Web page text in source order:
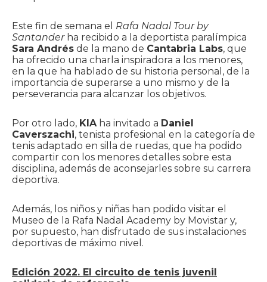
Este fin de semana el Rafa Nadal Tour by
Santanderha recibido a la deportista paralímpica
Sara Andrés de la mano de Cantabria Labs, que
ha ofrecido una charla inspiradora a los menores,
en la que ha hablado de su historia personal, de la
importancia de superarse a uno mismo y de la
perseverancia para alcanzar los objetivos.
Por otro lado, KIAha invitado a Daniel
Caverszachi, tenista profesional en la categoría de
tenis adaptado en silla de ruedas, que ha podido
compartir con los menores detalles sobre esta
disciplina, además de aconsejarles sobre su carrera
deportiva.
Además, los niños y niñas han podido visitar el
Museo de la Rafa Nadal Academy by Movistar y,
por supuesto, han disfrutado de sus instalaciones
deportivas de máximo nivel.
Edición 2022. El circuito de tenis juvenil